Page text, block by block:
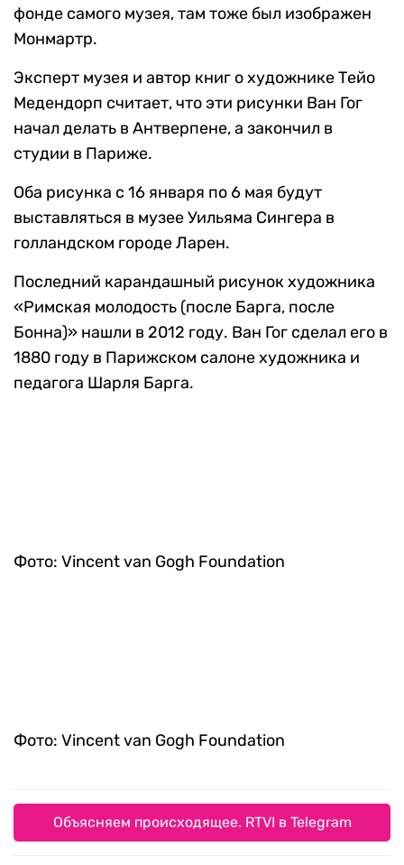
фонде самого музея, там тоже был изображен
Монмартр.
Эксперт музея и автор книг о художнике Тейо
Медендорп считает, что эти рисунки Ван Гог
начал делать в Антверпене, а закончил в
студии в Париже.
Оба рисунка с 16 января по 6 мая будут
выставляться в музее Уильяма Сингера в
голландском городе Ларен.
Последний карандашный рисунок художника
«Римская молодость (после Барга, после
Бонна)» нашли в 2012 году. Ван Гог сделал его в
1880 году в Парижском салоне художника и
педагога Шарля Барга.
Возбуждено уголовное дело из-за угроз
создателям «Колобка»
визитом Зеленского в Сербию